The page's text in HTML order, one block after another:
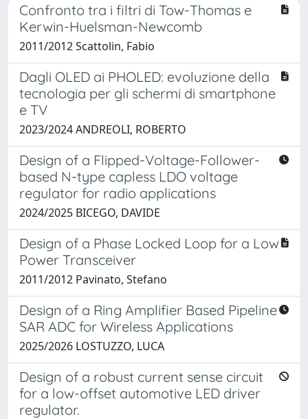
Confronto tra i filtri di Tow-Thomas e
Kerwin-Huelsman-Newcomb
2011/2012 Scattolin, Fabio
Dagli OLED ai PHOLED: evoluzione della
tecnologia per gli schermi di smartphone
e TV
2023/2024 ANDREOLI, ROBERTO
Design of a Flipped-Voltage-Follower-
based N-type capless LDO voltage
regulator for radio applications
2024/2025 BICEGO, DAVIDE
Design of a Phase Locked Loop for a Low
Power Transceiver
2011/2012 Pavinato, Stefano
Design of a Ring Amplifier Based Pipeline
SAR ADC for Wireless Applications
2025/2026 LOSTUZZO, LUCA
Design of a robust current sense circuit
for a low-offset automotive LED driver
regulator.